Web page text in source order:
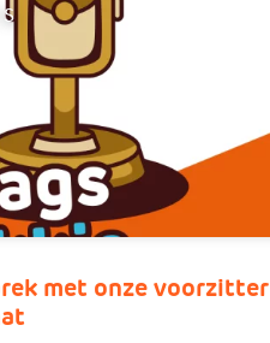
met onze voorzitter